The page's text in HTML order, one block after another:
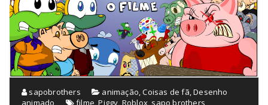
sapobrothers animação,Coisas de fã,Desenho
animado
filme,Piggy, Roblox, sapo brothers